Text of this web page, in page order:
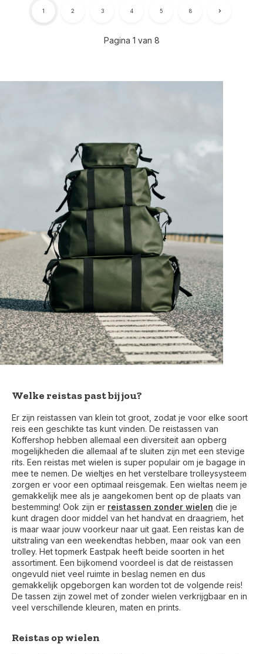
Pagina 1 van 8
1 2 3 4 5 8
Welke reistas past bij jou?
Er zijn reistassen van klein tot groot, zodat je voor elke soort
reis een geschikte tas kunt vinden. De reistassen van
Koffershop hebben allemaal een diversiteit aan opberg
mogelijkheden die allemaal af te sluiten zijn met een stevige
rits. Een reistas met wielen is super populair om je bagage in
mee te nemen. De wieltjes en het verstelbare trolleysysteem
zorgen er voor een optimaal reisgemak. Een wieltas neem je
gemakkelijk mee als je aangekomen bent op de plaats van
bestemming! Ook zijn er reistassen zonder wielen die je
kunt dragen door middel van het handvat en draagriem, het
is maar waar jouw voorkeur naar uit gaat. Een reistas kan de
uitstraling van een weekendtas hebben, maar ook van een
trolley. Het topmerk Eastpak heeft beide soorten in het
assortiment. Een bijkomend voordeel is dat de reistassen
ongevuld niet veel ruimte in beslag nemen en dus
gemakkelijk opgeborgen kan worden tot de volgende reis!
De tassen zijn zowel met of zonder wielen verkrijgbaar en in
veel verschillende kleuren, maten en prints.
Reistas op wielen